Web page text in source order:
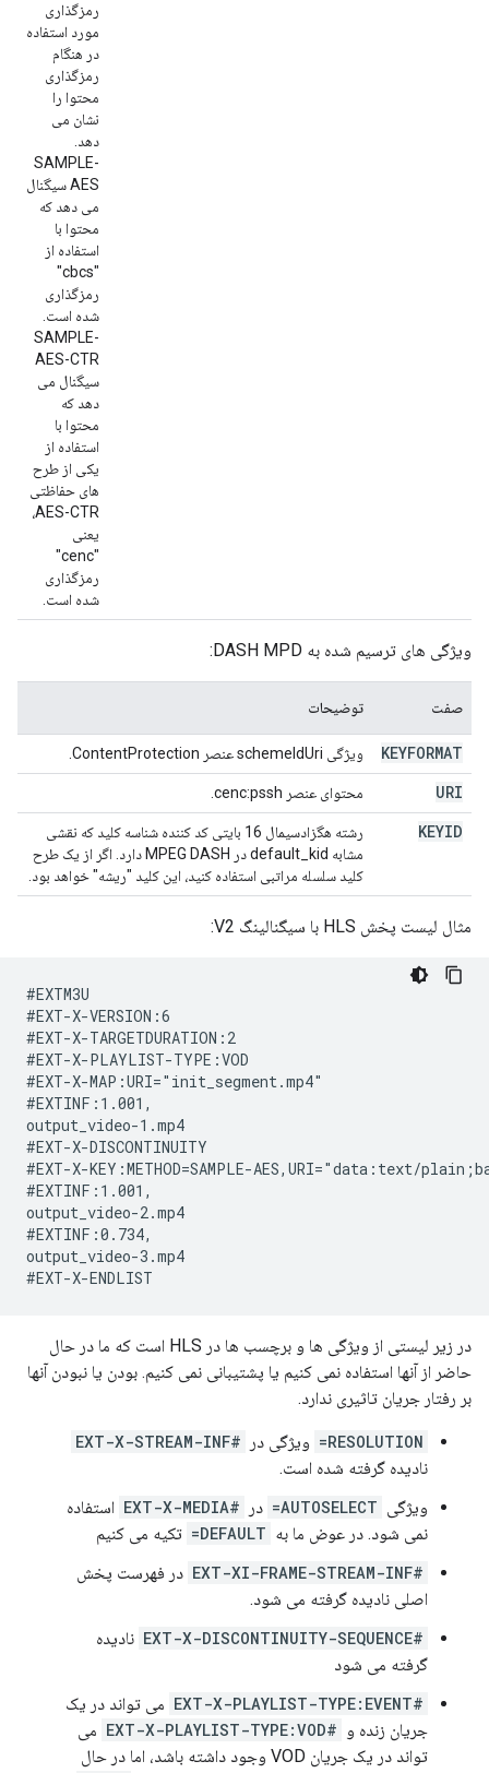
رمزگذاری
مورد استفاده
در هنگام
رمزگذاری
محتوا را
نشان می
دهد.
SAMPLE-
AES سیگنال
می دهد که
محتوا با
استفاده از
"cbcs"
رمزگذاری
شده است.
SAMPLE-
AES-CTR
سیگنال می
دهد که
محتوا با
استفاده از
یکی از طرح
های حفاظتی
AES-CTR،
یعنی
"cenc"
رمزگذاری
شده است.
ویژگی های ترسیم شده به DASH MPD:
صفت توضیحات
KEYFORMAT ویژگی schemeIdUri عنصر ContentProtection.
URI محتوای عنصر cenc:pssh.
KEYID
رشته هگزادسیمال 16 بایتی کد کننده شناسه کلید که نقشی
مشابه default_kid در MPEG DASH دارد. اگر از یک طرح
کلید سلسله مراتبی استفاده کنید، این کلید "ریشه" خواهد بود.
مثال لیست پخش HLS با سیگنالینگ V2:
#EXTM3U
#EXT-X-VERSION:6
#EXT-X-TARGETDURATION:2
#EXT-X-PLAYLIST-TYPE:VOD
#EXT-X-MAP:URI="init_segment.mp4"
#EXTINF:1.001,
output_video-1.mp4
#EXT-X-DISCONTINUITY
#EXT-X-KEY:METHOD=SAMPLE-AES,URI="data:text/
#EXTINF:1.001,
output_video-2.mp4
#EXTINF:0.734,
output_video-3.mp4
در زیر لیستی از ویژگی ها و برچسب ها در HLS است که ما در حال
حاضر از آنها استفاده نمی کنیم یا پشتیبانی نمی کنیم. بودن یا نبودن آنها
بر رفتار جریان تاثیری ندارد.
RESOLUTION= ویژگی در
#EXT-X-STREAM-INF
نادیده گرفته شده است.
ویژگی AUTOSELECT= در #EXT-X-MEDIA
استفاده
نمی شود. در عوض ما به DEFAULT=
تکیه می کنیم
#EXT-XI-FRAME-STREAM-INF
در فهرست پخش
اصلی نادیده گرفته می شود.
#EXT-X-DISCONTINUITY-SEQUENCE
نادیده
گرفته می شود
#EXT-X-PLAYLIST-TYPE:EVENT
می تواند در یک
جریان زنده و #EXT-X-PLAYLIST-TYPE:VOD
می
تواند در یک جریان VOD وجود داشته باشد، اما در حال